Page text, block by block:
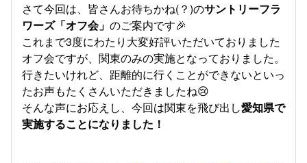
さて今回は、皆さんお待ちかね(？)のサントリーフラ
ワーズ「オフ会」 のご案内です🎉
これまで3度にわたり大変好評いただいておりました
オフ会ですが、関東のみの実施となっておりました。
行きたいけれど、距離的に行くことができないといっ
たお声もたくさんいただきましたね😢
そんな声にお応えし、今回は関東を飛び出し愛知県で
実施することになりました！